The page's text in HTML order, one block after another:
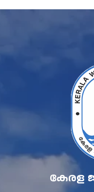
കേരള